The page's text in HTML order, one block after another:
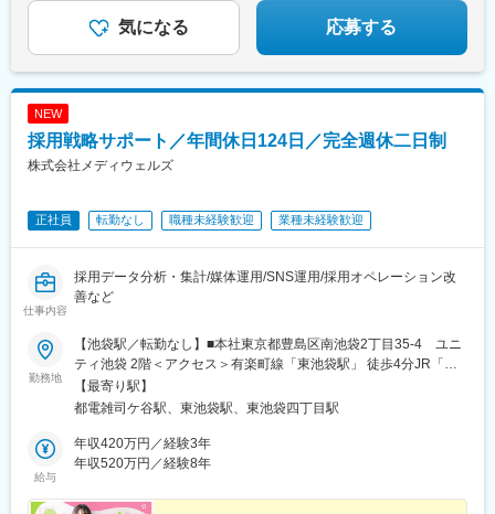
気になる 応募する
NEW
採用戦略サポート／年間休日124日／完全週休二日制
株式会社メディウェルズ
正社員 転勤なし 職種未経験歓迎 業種未経験歓迎
仕事内容
採用データ分析・集計/媒体運用/SNS運用/採用オペレーション改
善など
勤務地
【池袋駅／転勤なし】■本社東京都豊島区南池袋2丁目35-4 ユニ
ティ池袋 2階＜アクセス＞有楽町線「東池袋駅」 徒歩4分JR「池
袋駅」 徒歩10分※受動喫煙対策：あり
【最寄り駅】
都電雑司ケ谷駅、東池袋駅、東池袋四丁目駅
給与
年収420万円／経験3年
年収520万円／経験8年